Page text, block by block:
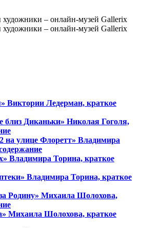
Виктории Ледерман, краткое
близ Диканьки» Николая Гоголя,
на улице Флоретт» Владимира
Владимира Торина, краткое
Владимира Торина, краткое
Родину» Михаила Шолохова,
Михаила Шолохова, краткое